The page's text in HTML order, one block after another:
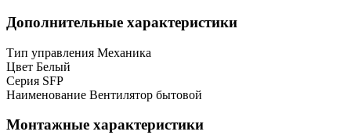
Дополнительные характеристики
Тип управления Механика
Цвет Белый
Серия SFP
Наименование Вентилятор бытовой
Монтажные характеристики